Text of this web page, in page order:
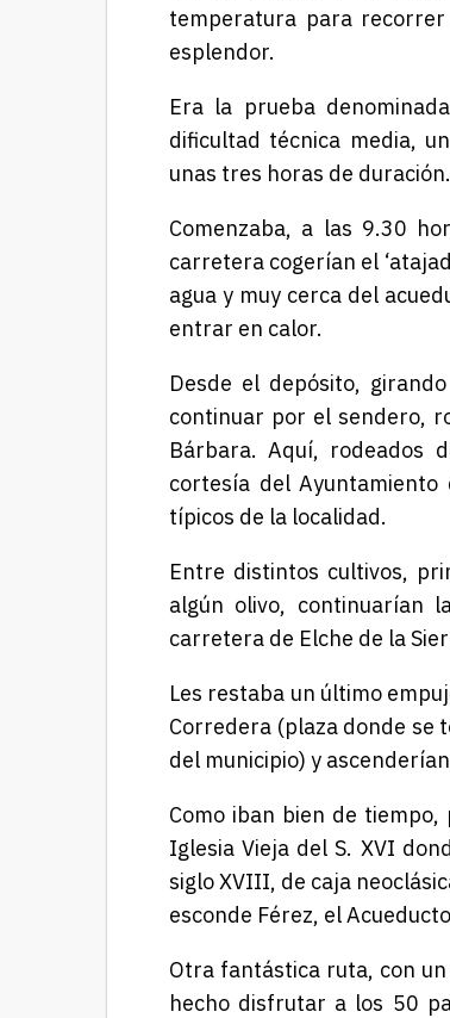
temperatura para
esplendor.
Era la prueba
dificultad técnica media,
unas tres horas de duración.
Comenzaba, a las 9.30
carretera cogerían el
agua y muy cerca del
entrar en calor.
Desde el depósito,
continuar por el sendero,
Bárbara. Aquí, rodeados
cortesía del Ayuntamiento
típicos de la localidad.
Entre distintos cultivos,
algún olivo, continuarían
carretera de Elche de la
Les restaba un último
Corredera (plaza donde se
del municipio) y
Como iban bien de
Iglesia Vieja del S. XVI
siglo XVIII, de caja
esconde Férez, el
Otra fantástica ruta, con
hecho disfrutar a los 50